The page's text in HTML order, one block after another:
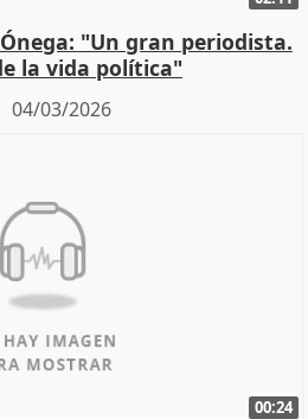
"Un gran periodista.
la vida política"
04/03/2026
00:24